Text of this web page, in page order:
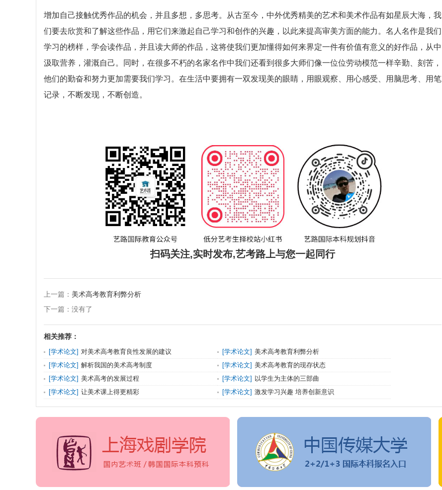
增加自己接触优秀作品的机会，并且多想，多思考。从古至今，中外优秀精美的艺术和美术作品有如星辰大海，我
们要去欣赏和了解这些作品，用它们来激起自己学习和创作的兴趣，以此来提高审美方面的能力。名人名作是我们
学习的榜样，学会读作品，并且读大师的作品，这将使我们更加懂得如何来界定一件有价值有意义的好作品，从中
汲取营养，灌溉自己。同时，在很多不朽的名家名作中我们还看到很多大师们像一位位劳动模范一样辛勤、刻苦，
他们的勤奋和努力更加需要我们学习。在生活中要拥有一双发现美的眼睛，用眼观察、用心感受、用脑思考、用笔
记录，不断发现，不断创造。
扫码关注,实时发布,艺考路上与您一起同行
上一篇： 美术高考教育利弊分析
下一篇：没有了
相关推荐：
[学术论文] 对美术高考教育良性发展的建议 [学术论文] 美术高考教育利弊分析
[学术论文] 解析我国的美术高考制度 [学术论文] 美术高考教育的现存状态
[学术论文] 美术高考的发展过程 [学术论文] 以学生为主体的三部曲
[学术论文] 让美术课上得更精彩 [学术论文] 激发学习兴趣 培养创新意识